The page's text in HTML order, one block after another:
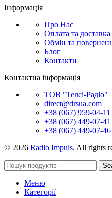
Інформація
Про Нас
Оплата та доставка
Обмін та
Блог
Контакти
Контактна інформація
ТОВ "Телсі-Радіо"
direct@drsua.com
+38 (067) 959-04-11
+38 (067) 449-07-41
+38 (067) 449-07-46
© 2026 Radio Impuls. All rights
Меню
Категорії